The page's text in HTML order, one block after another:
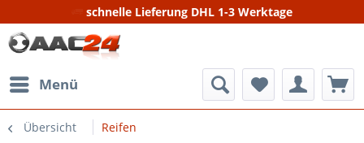
schnelle Lieferung DHL 1-3 Werktage
Menü
Übersicht Reifen